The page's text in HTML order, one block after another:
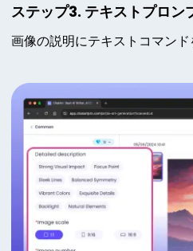
ステップ3. テキストプロン
画像の説明にテキストコマンド